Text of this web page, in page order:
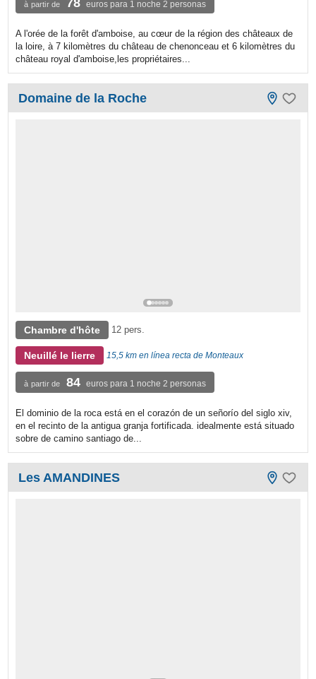
à partir de 78 euros para 1 noche 2 personas
A l'orée de la forêt d'amboise, au cœur de la région des châteaux de
la loire, à 7 kilomètres du château de chenonceau et 6 kilomètres du
château royal d'amboise,les propriétaires...
Domaine de la Roche
Chambre d'hôte 12 pers.
Neuillé le lierre 15,5 km en línea recta de Monteaux
à partir de 84 euros para 1 noche 2 personas
El dominio de la roca está en el corazón de un señorío del siglo xiv,
en el recinto de la antigua granja fortificada. idealmente está situado
sobre de camino santiago de...
Les AMANDINES